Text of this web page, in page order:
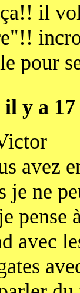
il
pour
il y a
avez
je ne
pense
avec